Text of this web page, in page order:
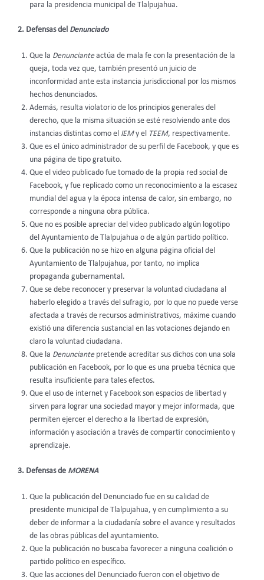
para la presidencia municipal de Tlalpujahua.
2. Defensas del Denunciado
Que la Denuncianteactúa de mala fe con la presentación de la
queja, toda vez que, también presentó un juicio de
inconformidad ante esta instancia jurisdiccional por los mismos
hechos denunciados.
Además, resulta violatorio de los principios generales del
derecho, que la misma situación se esté resolviendo ante dos
instancias distintas como el IEMy el TEEM, respectivamente.
Que es el único administrador de su perfil de Facebook, y que es
una página de tipo gratuito.
Que el video publicado fue tomado de la propia red social de
Facebook, y fue replicado como un reconocimiento a la escasez
mundial del agua y la época intensa de calor, sin embargo, no
corresponde a ninguna obra pública.
Que no es posible apreciar del video publicado algún logotipo
del Ayuntamiento de Tlalpujahua o de algún partido político.
Que la publicación no se hizo en alguna página oficial del
Ayuntamiento de Tlalpujahua, por tanto, no implica
propaganda gubernamental.
Que se debe reconocer y preservar la voluntad ciudadana al
haberlo elegido a través del sufragio, por lo que no puede verse
afectada a través de recursos administrativos, máxime cuando
existió una diferencia sustancial en las votaciones dejando en
claro la voluntad ciudadana.
Que la Denunciantepretende acreditar sus dichos con una sola
publicación en Facebook, por lo que es una prueba técnica que
resulta insuficiente para tales efectos.
Que el uso de internet y Facebook son espacios de libertad y
sirven para lograr una sociedad mayor y mejor informada, que
permiten ejercer el derecho a la libertad de expresión,
información y asociación a través de compartir conocimiento y
aprendizaje.
3. Defensas de MORENA
Que la publicación del Denunciado fue en su calidad de
presidente municipal de Tlalpujahua, y en cumplimiento a su
deber de informar a la ciudadanía sobre el avance y resultados
de las obras públicas del ayuntamiento.
Que la publicación no buscaba favorecer a ninguna coalición o
partido político en específico.
Que las acciones del Denunciado fueron con el objetivo de